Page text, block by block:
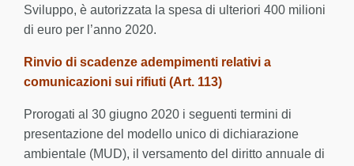
Sviluppo, è autorizzata la spesa di ulteriori 400 milioni
di euro per l’anno 2020.
Rinvio di scadenze adempimenti relativi a
comunicazioni sui rifiuti (Art. 113)
Prorogati al 30 giugno 2020 i seguenti termini di
presentazione del modello unico di dichiarazione
ambientale (MUD), il versamento del diritto annuale di